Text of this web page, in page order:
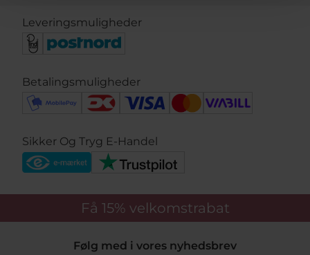
Leveringsmuligheder
Betalingsmuligheder
Sikker Og Tryg E-Handel
Få 15% velkomstrabat
Følg med i vores nyhedsbrev